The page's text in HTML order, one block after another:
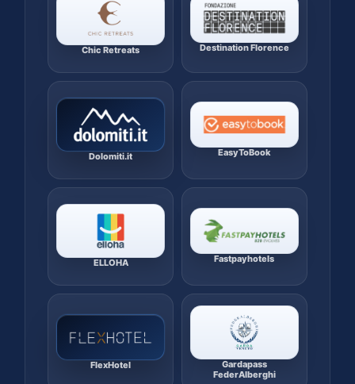
Chic Retreats Destination Florence
Dolomiti.it EasyToBook
ELLOHA Fastpayhotels
FlexHotel
Gardapass
FederAlberghi